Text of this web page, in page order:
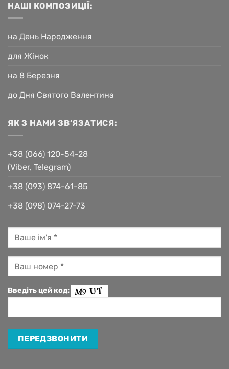
НАШІ КОМПОЗИЦІЇ:
на День Народження
для Жінок
на 8 Березня
до Дня Святого Валентина
ЯК З НАМИ ЗВ’ЯЗАТИСЯ:
+38 (066) 120-54-28
(Viber, Telegram)
+38 (093) 874-61-85
+38 (098) 074-27-73
Введіть цей код: